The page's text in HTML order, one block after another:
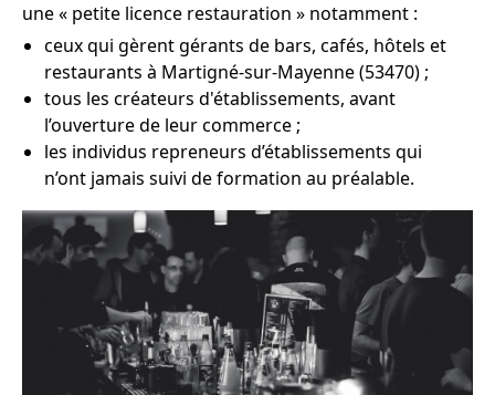
une « petite licence restauration » notamment :
ceux qui gèrent gérants de bars, cafés, hôtels et
restaurants à Martigné-sur-Mayenne (53470) ;
tous les créateurs d'établissements, avant
l’ouverture de leur commerce ;
les individus repreneurs d’établissements qui
n’ont jamais suivi de formation au préalable.